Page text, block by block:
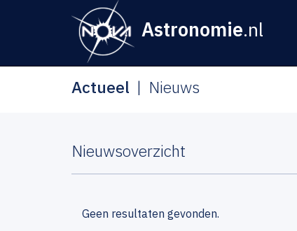
Astronomie.nl
Actueel Nieuws
Nieuwsoverzicht
Geen resultaten gevonden.